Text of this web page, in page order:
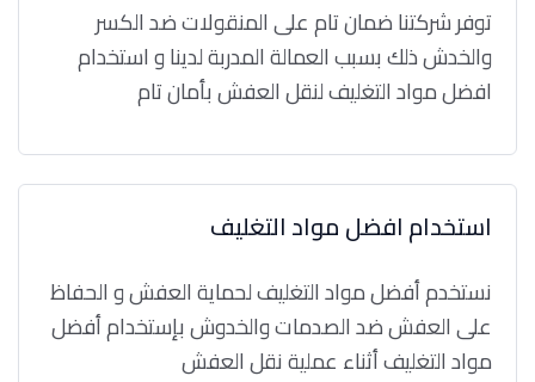
توفر شركتنا ضمان تام على المنقولات ضد الكسر
والخدش ذلك بسبب العمالة المدربة لدينا و استخدام
افضل مواد التغليف لنقل العفش بأمان تام
استخدام افضل مواد التغليف
نستخدم أفضل مواد التغليف لحماية العفش و الحفاظ
على العفش ضد الصدمات والخدوش بإستخدام أفضل
مواد التغليف أثناء عملية نقل العفش